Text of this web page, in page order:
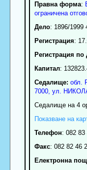
Правна форма:
ограничена
Дело: 1896/1999
Регистрация:
Регистрация
Капитал:
Седалище: обл.
7000, ул.
Седалище на 4
Показване на
Телефон: 082 83
Факс: 082 82 46
Електронна